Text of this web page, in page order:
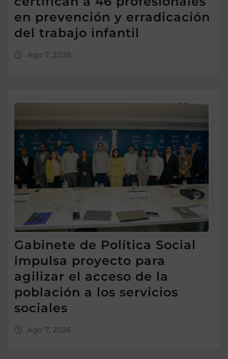
en prevención y erradicación
del trabajo infantil
Ago 7, 2026
Gabinete de Política Social
impulsa proyecto para
agilizar el acceso de la
población a los servicios
sociales
Ago 7, 2026